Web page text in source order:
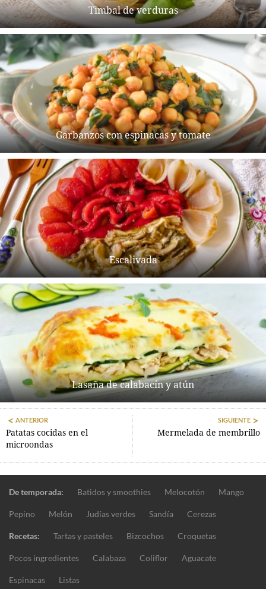
Timbal de verduras
Garbanzos con espinacas y tomate
Escalivada
Lasaña de calabacín y atún
ANTERIOR
Patatas cocidas en el
microondas
SIGUIENTE
Mermelada de membrillo
De temporada: Batidos y smoothies Melocotón Mango
Pepino Melón Judías verdes Sandía Cerezas
Recetas: Tartas y pasteles Bizcochos Croquetas
Pocos ingredientes Calabaza Coliflor Aguacate
Espinacas Listas